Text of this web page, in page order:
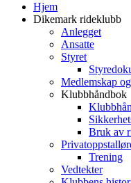
Hjem
Dikemark rideklubb
Anlegget
Ansatte
Styret
Medlemskap
Klubbhåndbok
Bruk av
Trening
Vedtekter